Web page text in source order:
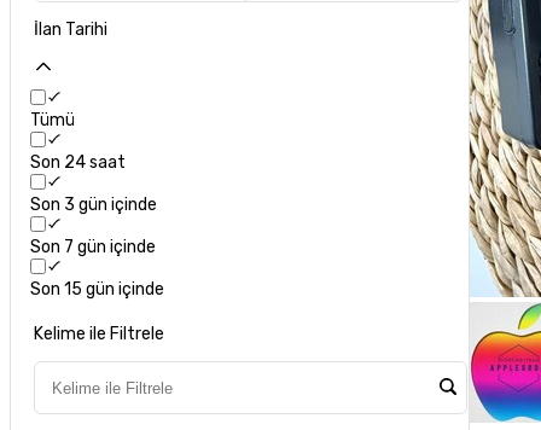
İlan Tarihi
Tümü
Son 24 saat
Son 3 gün içinde
Son 7 gün içinde
Son 15 gün içinde
Kelime ile Filtrele